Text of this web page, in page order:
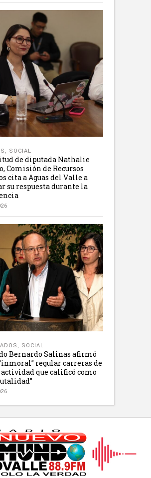
, SOCIAL
de diputada Nathalie
Comisión de Recursos
cita a Aguas del Valle a
su respuesta durante la
, SOCIAL
Bernardo Salinas afirmó
regular carreras de
actividad que calificó como